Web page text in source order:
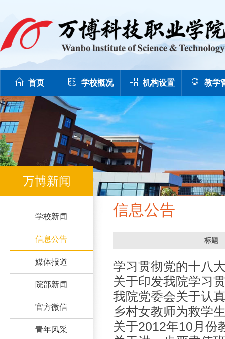
首页 学校概况 机构设置 教学
万博新闻
学校新闻
信息公告
媒体报道
院部新闻
官方微信
青年风采
信息公告
标题
学习贯彻党的十八
院工作要点
关于印发我院学习
精神工作方案的通
我院党委会关于认
十八大精神的通知
乡村女教师为救学
关于2012年10月份